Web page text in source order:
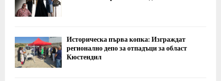
Историческа първа копка: Изграждат
регионално депо за отпадъци за област
Кюстендил